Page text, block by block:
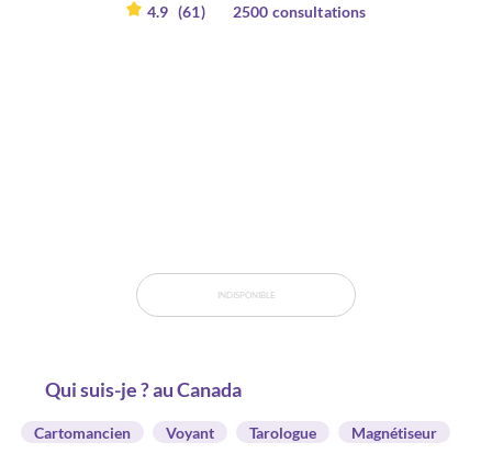
4.9 (61) 2500 consultations
INDISPONIBLE
Qui suis-je ? au Canada
Cartomancien Voyant Tarologue Magnétiseur